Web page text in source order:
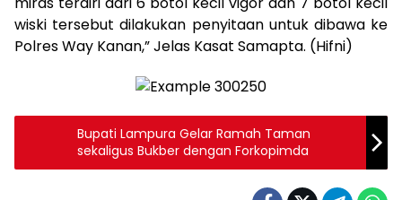
wiski tersebut dilakukan penyitaan untuk dibawa ke
Polres Way Kanan,” Jelas Kasat Samapta. (Hifni)
Bupati Lampura Gelar Ramah Taman
sekaligus Bukber dengan Forkopimda